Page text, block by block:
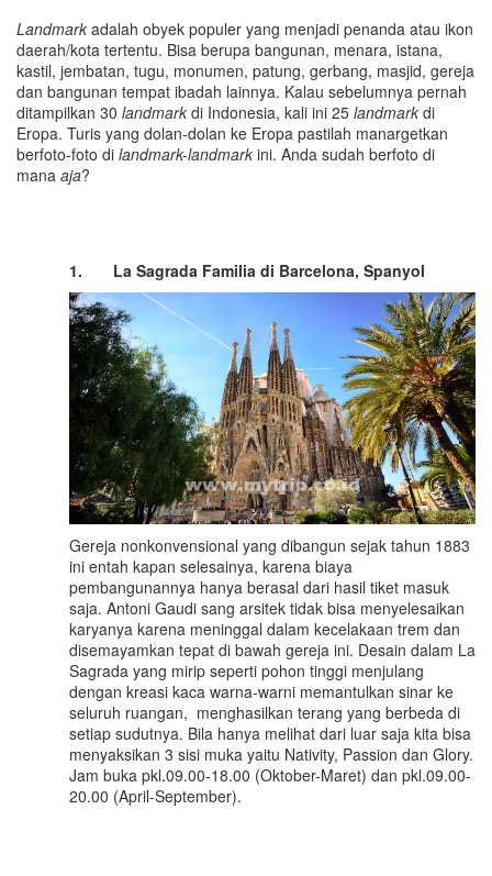
Landmark adalah obyek populer yang menjadi penanda atau ikon
daerah/kota tertentu. Bisa berupa bangunan, menara, istana,
kastil, jembatan, tugu, monumen, patung, gerbang, masjid, gereja
dan bangunan tempat ibadah lainnya. Kalau sebelumnya pernah
ditampilkan 30 landmark di Indonesia, kali ini 25 landmark di
Eropa. Turis yang dolan-dolan ke Eropa pastilah manargetkan
berfoto-foto di landmark-landmark ini. Anda sudah berfoto di
mana aja?
1. La Sagrada Familia di Barcelona, Spanyol
Gereja nonkonvensional yang dibangun sejak tahun 1883
ini entah kapan selesainya, karena biaya
pembangunannya hanya berasal dari hasil tiket masuk
saja. Antoni Gaudi sang arsitek tidak bisa menyelesaikan
karyanya karena meninggal dalam kecelakaan trem dan
disemayamkan tepat di bawah gereja ini. Desain dalam La
Sagrada yang mirip seperti pohon tinggi menjulang
dengan kreasi kaca warna-warni memantulkan sinar ke
seluruh ruangan, menghasilkan terang yang berbeda di
setiap sudutnya. Bila hanya melihat dari luar saja kita bisa
menyaksikan 3 sisi muka yaitu Nativity, Passion dan Glory.
Jam buka pkl.09.00-18.00 (Oktober-Maret) dan pkl.09.00-
20.00 (April-September).